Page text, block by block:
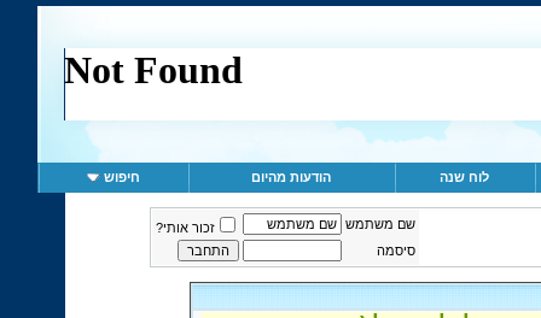
לוח שנה הודעות מהיום חיפוש
שם משתמש
זכור אותי?
סיסמה